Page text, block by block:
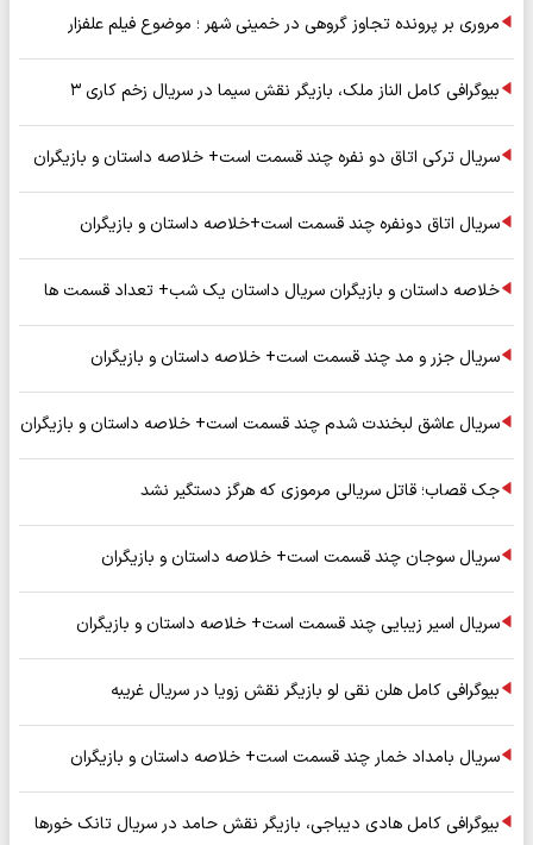
مروری بر پرونده تجاوز گروهی در خمینی شهر ؛ موضوع فیلم علفزار
بیوگرافی کامل الناز ملک، بازیگر نقش سیما در سریال زخم کاری ۳
سریال ترکی اتاق دو نفره چند قسمت است+ خلاصه داستان و بازیگران
سریال اتاق دونفره چند قسمت است+خلاصه داستان و بازیگران
خلاصه داستان و بازیگران سریال داستان یک شب+ تعداد قسمت ها
سریال جزر و مد چند قسمت است+ خلاصه داستان و بازیگران
سریال عاشق لبخندت شدم چند قسمت است+ خلاصه داستان و بازیگران
جک قصاب؛ قاتل سریالی مرموزی که هرگز دستگیر نشد
سریال سوجان چند قسمت است+ خلاصه داستان و بازیگران
سریال اسیر زیبایی چند قسمت است+ خلاصه داستان و بازیگران
بیوگرافی کامل هلن نقی لو بازیگر نقش زویا در سریال غریبه
سریال بامداد خمار چند قسمت است+ خلاصه داستان و بازیگران
بیوگرافی کامل هادی دیباجی، بازیگر نقش حامد در سریال تانک خورها